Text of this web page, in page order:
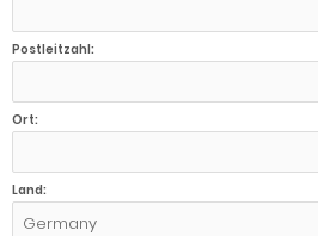
Postleitzahl:
Ort:
Land:
Germany